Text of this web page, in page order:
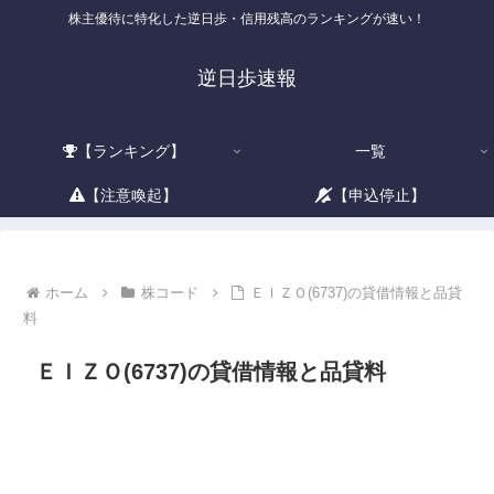
株主優待に特化した逆日歩・信用残高のランキングが速い！
逆日歩速報
【ランキング】 一覧
【注意喚起】 【申込停止】
ホーム 株コード
ＥＩＺＯ(6737)の貸借情報と品貸
料
ＥＩＺＯ(6737)の貸借情報と品貸料